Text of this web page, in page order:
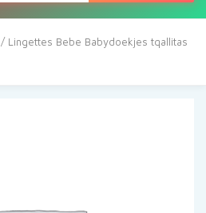
/ Lingettes Bebe Babydoekjes tqallitas